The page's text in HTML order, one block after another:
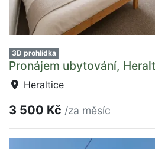
3D prohlídka
Pronájem ubytování,
Heraltice
3 500 Kč /za měsíc